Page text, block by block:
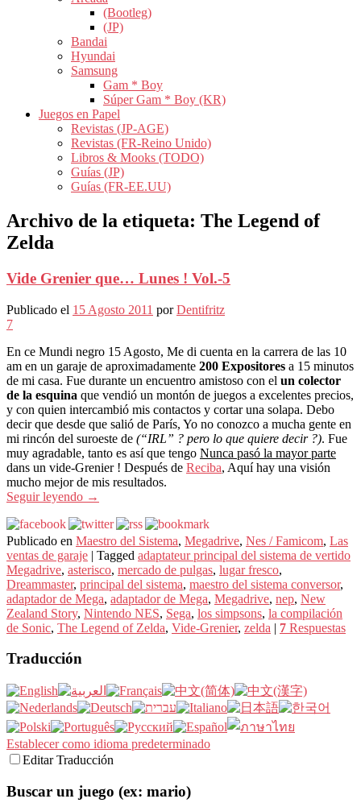
(Bootleg)
(JP)
Bandai
Hyundai
Samsung
Gam * Boy
Súper Gam * Boy (KR)
Juegos en Papel
Revistas (JP-AGE)
Revistas (FR-Reino Unido)
Libros & Mooks (TODO)
Guías (JP)
Guías (FR-EE.UU)
Archivo de la etiqueta: The Legend of
Zelda
Vide Grenier que… Lunes ! Vol.-5
Publicado el 15 Agosto 2011 porDentifritz
7
En ce Mundi negro 15 Agosto, Me di cuenta en la carrera de las 10
am en un garaje de aproximadamente 200 Expositores a 15 minutos
de mi casa. Fue durante un encuentro amistoso con el un colector
de la esquina que vendió un montón de juegos a excelentes precios,
y con quien intercambió mis contactos y cortar una solapa. Debo
decir que desde que salió de París, Yo no conozco a mucha gente en
mi rincón del suroeste de (“IRL” ? pero lo que quiere decir ?). Fue
muy agradable, tanto es así que tengo Nunca pasó la mayor parte
dans un vide-Grenier ! Después de Reciba, Aquí hay una visión
mucho mejor de mis resultados.
Seguir leyendo →
Publicado en Maestro del Sistema, Megadrive, Nes / Famicom, Las
ventas de garaje | Tagged adaptateur principal del sistema de vertido
Megadrive, asterisco, mercado de pulgas, lugar fresco,
Dreammaster, principal del sistema, maestro del sistema conversor,
adaptador de Mega, adaptador de Mega, Megadrive, nep, New
Zealand Story, Nintendo NES, Sega, los simpsons, la compilación
de Sonic, The Legend of Zelda, Vide-Grenier, zelda | 7 Respuestas
Traducción
Establecer como idioma predeterminado
Editar Traducción
Buscar un juego (ex: mario)